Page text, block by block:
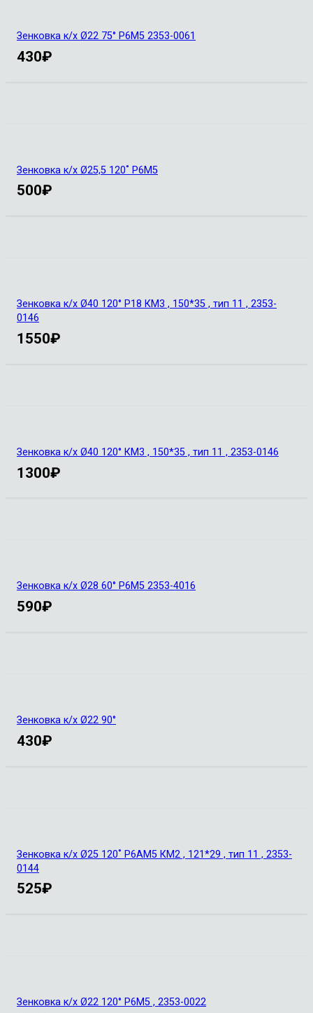
Зенковка к/х Ø22 75° Р6М5 2353-0061
430₽
Зенковка к/х Ø25,5 120˚ Р6М5
500₽
Зенковка к/х Ø40 120° Р18 КМ3 , 150*35 , тип 11 , 2353-
0146
1550₽
Зенковка к/х Ø40 120° КМ3 , 150*35 , тип 11 , 2353-0146
1300₽
Зенковка к/х Ø28 60° Р6М5 2353-4016
590₽
Зенковка к/х Ø22 90°
430₽
Зенковка к/х Ø25 120˚ Р6АМ5 КМ2 , 121*29 , тип 11 , 2353-
0144
525₽
Зенковка к/х Ø22 120° Р6М5 , 2353-0022